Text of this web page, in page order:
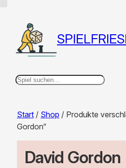
Suchen
Start/ Shop / Produkte
Gordon“
David Gordon